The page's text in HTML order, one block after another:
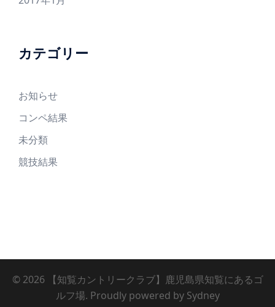
カテゴリー
お知らせ
コンペ結果
未分類
競技結果
© 2026 【知覧カントリークラブ】鹿児島県知覧にあるゴ
ルフ場. Proudly powered by Sydney